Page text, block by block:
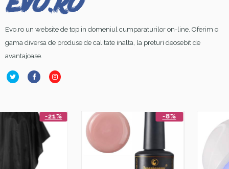
Evo.ro un website de top in domeniul cumparaturilor on-line. Oferim o
gama diversa de produse de calitate inalta, la preturi deosebit de
avantajoase.